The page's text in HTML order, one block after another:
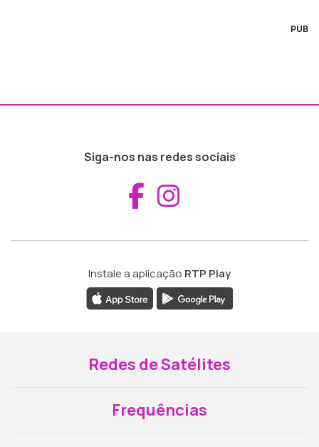
PUB
Siga-nos nas redes sociais
Aceder ao
Instale a aplicação RTP Play
Redes de Satélites
Frequências